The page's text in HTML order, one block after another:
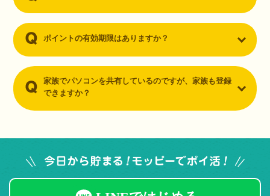
ポイントの有効期限はありますか？
家族でパソコンを共有しているのですが、家族も登録
できますか？